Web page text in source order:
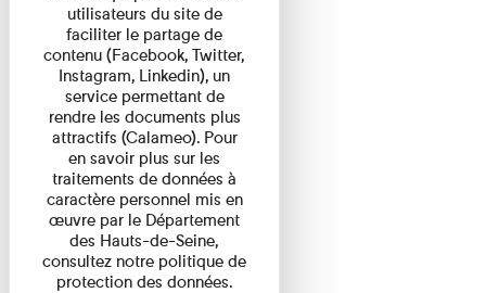
utilisateurs du site de
faciliter le partage de
contenu (Facebook, Twitter,
Instagram, Linkedin), un
service permettant de
rendre les documents plus
attractifs (Calameo). Pour
en savoir plus sur les
traitements de données à
caractère personnel mis en
œuvre par le Département
des Hauts-de-Seine,
consultez notre politique de
protection des données.